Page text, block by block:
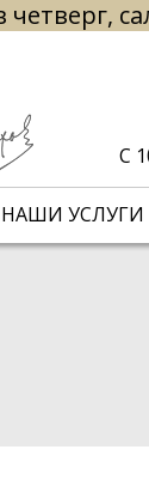
четверг,
НАШИ УСЛУГИ
С